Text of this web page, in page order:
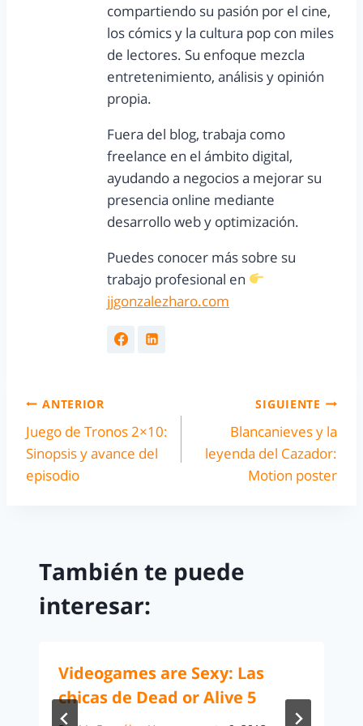
compartiendo su pasión por el cine,
los cómics y la cultura pop con miles
de lectores. Su enfoque mezcla
entretenimiento, análisis y opinión
propia.
Fuera del blog, trabaja como
freelance en el ámbito digital,
ayudando a negocios a mejorar su
presencia online mediante
desarrollo web y optimización.
Puedes conocer más sobre su
trabajo profesional en
jjgonzalezharo.com
ANTERIOR
Juego de Tronos 2×10:
Sinopsis y avance del
episodio
SIGUIENTE
Blancanieves y la
leyenda del Cazador:
Motion poster
También te puede
interesar:
Videogames are Sexy: Las
chicas de Dead or Alive 5